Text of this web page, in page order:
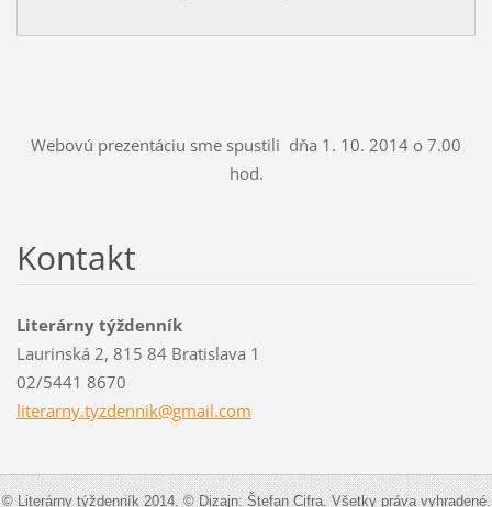
Webovú prezentáciu sme spustili dňa 1. 10. 2014 o 7.00
hod.
Kontakt
Literárny týždenník
Laurinská 2, 815 84 Bratislava 1
02/5441 8670
literarny.tyzdennik@gmail.com
© Literárny týždenník 2014. © Dizajn: Štefan Cifra. Všetky práva vyhradené.